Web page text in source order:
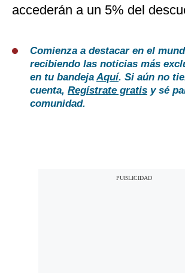
accederán a un 5% del
Comienza a destacar en el
recibiendo las noticias más
en tu bandejaAquí. Si aún no
cuenta, Regístrate gratis y sé
comunidad.